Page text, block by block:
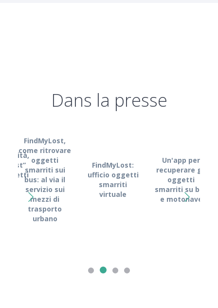
Dans la presse
oggetti
FindMyLost,
come ritrovare
oggetti
smarriti sui
bus: al via il
servizio sui
mezzi di
trasporto
urbano
FindMyLost:
ufficio oggetti
smarriti
virtuale
Un'app per
recuperare gli
oggetti
smarriti su bus
e motonave